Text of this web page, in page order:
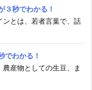
３秒でわかる！
ンとは、若者言葉で、話
でわかる！
農産物としての生豆、ま